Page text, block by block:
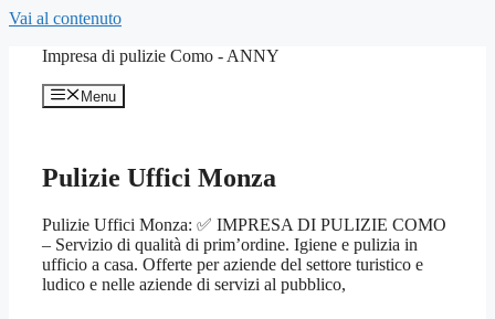
Vai al contenuto
Impresa di pulizie Como - ANNY
Menu
Pulizie Uffici Monza
Pulizie Uffici Monza: ✅ IMPRESA DI PULIZIE COMO
– Servizio di qualità di prim’ordine. Igiene e pulizia in
ufficio a casa. Offerte per aziende del settore turistico e
ludico e nelle aziende di servizi al pubblico,